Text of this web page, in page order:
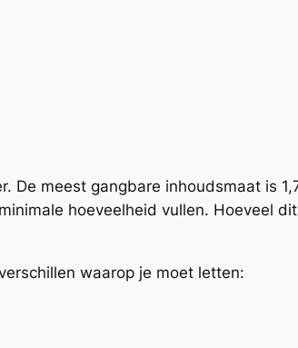
De meest gangbare inhoudsmaat is
hoeveelheid vullen. Hoeveel
waarop je moet letten: